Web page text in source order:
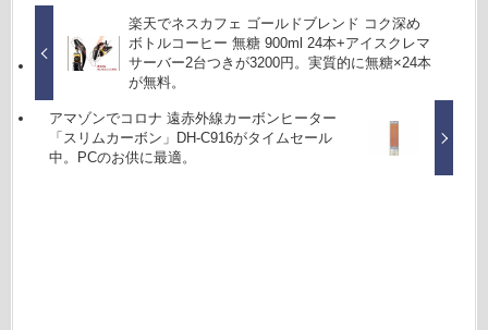
楽天でネスカフェ ゴールドブレンド コク深め
ボトルコーヒー 無糖 900ml 24本+アイスクレマ
サーバー2台つきが3200円。実質的に無糖×24本
が無料。
アマゾンでコロナ 遠赤外線カーボンヒーター
「スリムカーボン」DH-C916がタイムセール
中。PCのお供に最適。